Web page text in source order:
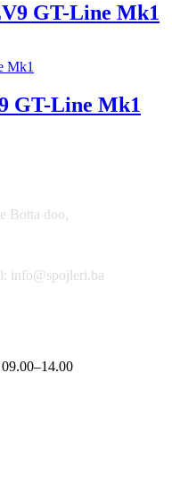
GT-Line Mk1
GT-Line Mk1
Botta doo,
info@spojleri.ba